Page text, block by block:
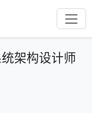
架构设计师